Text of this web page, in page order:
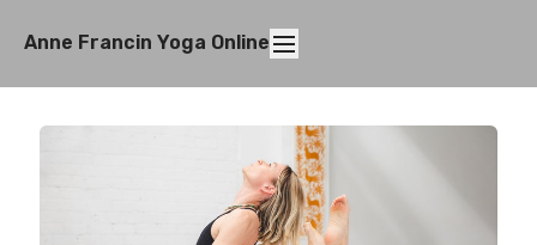
Anne Francin Yoga Online